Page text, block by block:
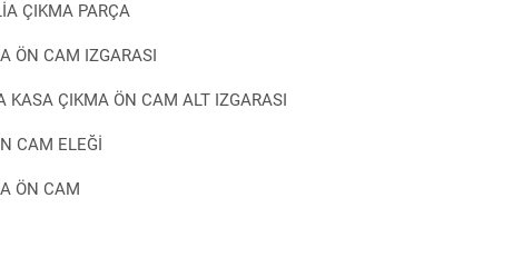
ÇIKMA PARÇA
ÖN CAM IZGARASI
KASA ÇIKMA ÖN CAM ALT IZGARASI
CAM ELEĞİ
ÖN CAM